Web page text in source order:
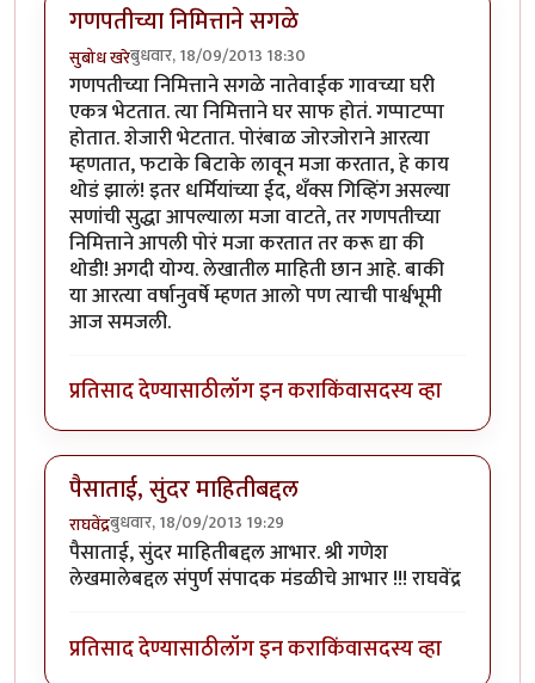
गणपतीच्या निमित्ताने सगळे
सुबोध खरेबुधवार, 18/09/2013 18:30
गणपतीच्या निमित्ताने सगळे नातेवाईक गावच्या घरी
एकत्र भेटतात. त्या निमित्ताने घर साफ होतं. गप्पाटप्पा
होतात. शेजारी भेटतात. पोरंबाळ जोरजोराने आरत्या
म्हणतात, फटाके बिटाके लावून मजा करतात, हे काय
थोडं झालं! इतर धर्मियांच्या ईद, थँक्स गिव्हिंग असल्या
सणांची सुद्धा आपल्याला मजा वाटते, तर गणपतीच्या
निमित्ताने आपली पोरं मजा करतात तर करू द्या की
थोडी! अगदी योग्य. लेखातील माहिती छान आहे. बाकी
या आरत्या वर्षानुवर्षे म्हणत आलो पण त्याची पार्श्वभूमी
आज समजली.
प्रतिसाद देण्यासाठीलॉग इन कराकिंवासदस्य व्हा
पैसाताई, सुंदर माहितीबद्दल
राघवेंद्रबुधवार, 18/09/2013 19:29
पैसाताई, सुंदर माहितीबद्दल आभार. श्री गणेश
लेखमालेबद्दल संपुर्ण संपादक मंडळीचे आभार !!! राघवेंद्र
प्रतिसाद देण्यासाठीलॉग इन कराकिंवासदस्य व्हा